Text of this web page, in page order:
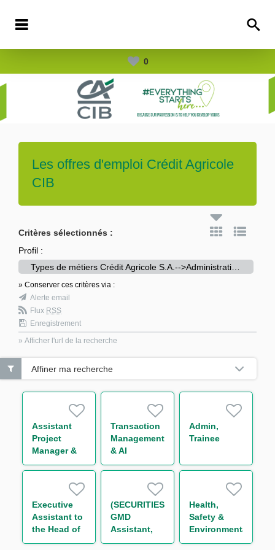
0
Les offres d'emploi Crédit Agricole
CIB
Critères sélectionnés :
Profil :
» Conserver ces critères via :
Alerte email
Flux RSS
Enregistrement
» Afficher l'url de la recherche
Assistant
Project
Manager &
Organisation
Transaction
Management
& AI
Innovation
Admin,
Trainee
Executive
Assistant to
the Head of
CMF
(SECURITIES)
GMD
Assistant,
Permanent
Health,
Safety &
Environmental
Officer
Affiner ma recherche